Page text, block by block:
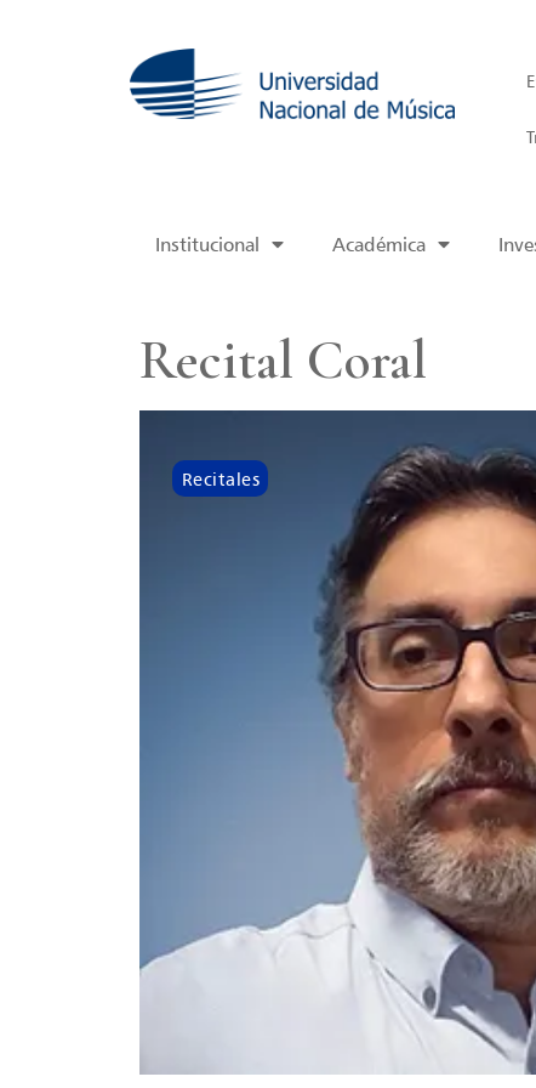
Institucional Académica
Recital Coral
Recitales